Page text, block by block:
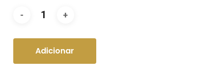
Adicionar